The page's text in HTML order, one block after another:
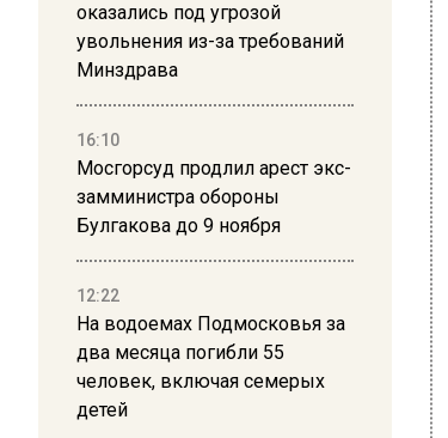
оказались под угрозой
увольнения из-за требований
Минздрава
16:10
Мосгорсуд продлил арест экс-
замминистра обороны
Булгакова до 9 ноября
12:22
На водоемах Подмосковья за
два месяца погибли 55
человек, включая семерых
детей